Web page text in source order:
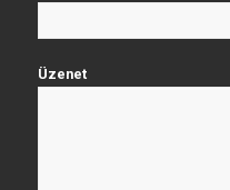
Üzenet